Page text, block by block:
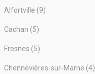
Alfortville (9)
Cachan (5)
Fresnes (5)
Chennevières-sur-Marne (4)